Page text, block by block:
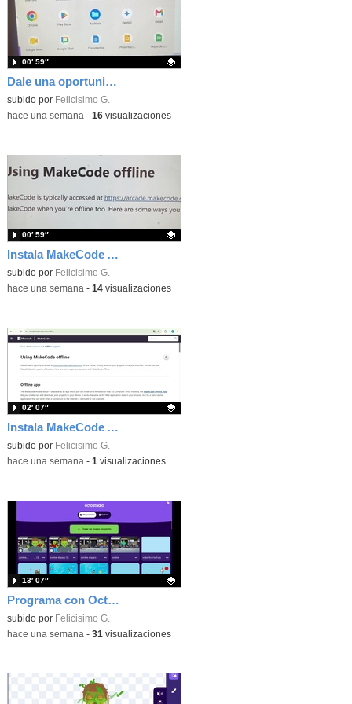
Dale una oportunidad a los Chromebooks y utiliza un proyector para realizar talleres si no tienes pantallas táctiles
Contenido educativo.
subido por Felicisimo G.
00′ 59″
-hace una semana - 16visualizaciones
Instala MakeCode Arcade para trabajar offline en tu tablet, ordenador, Chromebook
Contenido educativo.
subido por Felicisimo G.
00′ 59″
-hace una semana - 14visualizaciones
Instala MakeCode Arcade offline para programar grandes juegos sin necesidad de Internet
Contenido educativo.
subido por Felicisimo G.
02′ 07″
-hace una semana - 1 visualizaciones
Programa con OctoStudio, un juego de disparos contra Zombies con un cargador basado en el House of the dead
Contenido educativo.
subido por Felicisimo G.
13′ 07″
-hace una semana - 31 visualizaciones